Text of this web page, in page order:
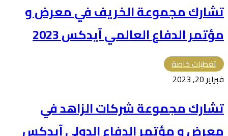
تشارك مجموعة الخريف في معرض و
مؤتمر الدفاع العالمي آيدكس 2023
تغطيات خاصة
فبراير 20, 2023
تشارك مجموعة شركات الزاهد في
معرض و مؤتمر الدفاع الدولي آيدكس